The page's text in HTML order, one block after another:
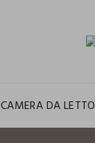
CAMERA DA LETTO